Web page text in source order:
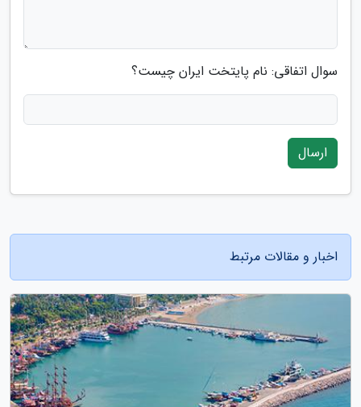
سوال اتفاقی: نام پایتخت ایران چیست؟
ارسال
اخبار و مقالات مرتبط